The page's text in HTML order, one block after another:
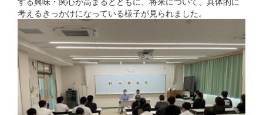
考えるきっかけになっている様子が見られました。